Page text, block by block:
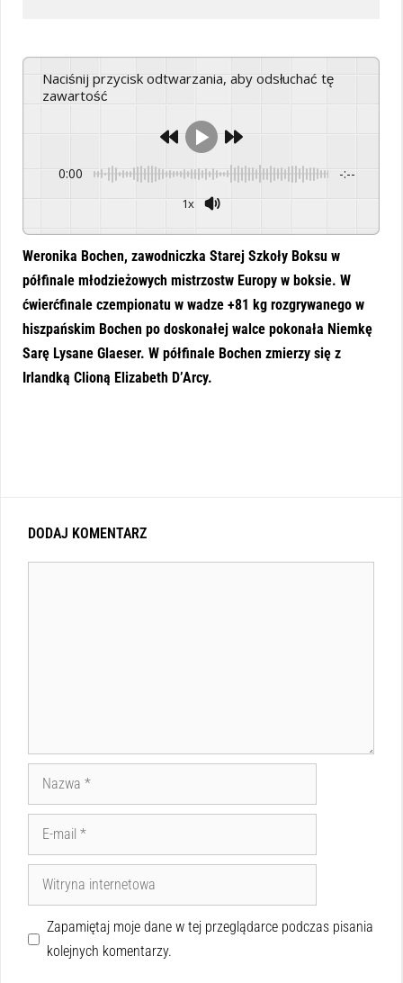
Naciśnij przycisk odtwarzania, aby odsłuchać tę
zawartość
0:00 -:--
1x
Weronika Bochen, zawodniczka Starej Szkoły Boksu w
półfinale młodzieżowych mistrzostw Europy w boksie. W
ćwierćfinale czempionatu w wadze +81 kg rozgrywanego w
hiszpańskim Bochen po doskonałej walce pokonała Niemkę
Sarę Lysane Glaeser. W półfinale Bochen zmierzy się z
Irlandką Clioną Elizabeth D’Arcy.
DODAJ KOMENTARZ
Zapamiętaj moje dane w tej przeglądarce podczas pisania
kolejnych komentarzy.